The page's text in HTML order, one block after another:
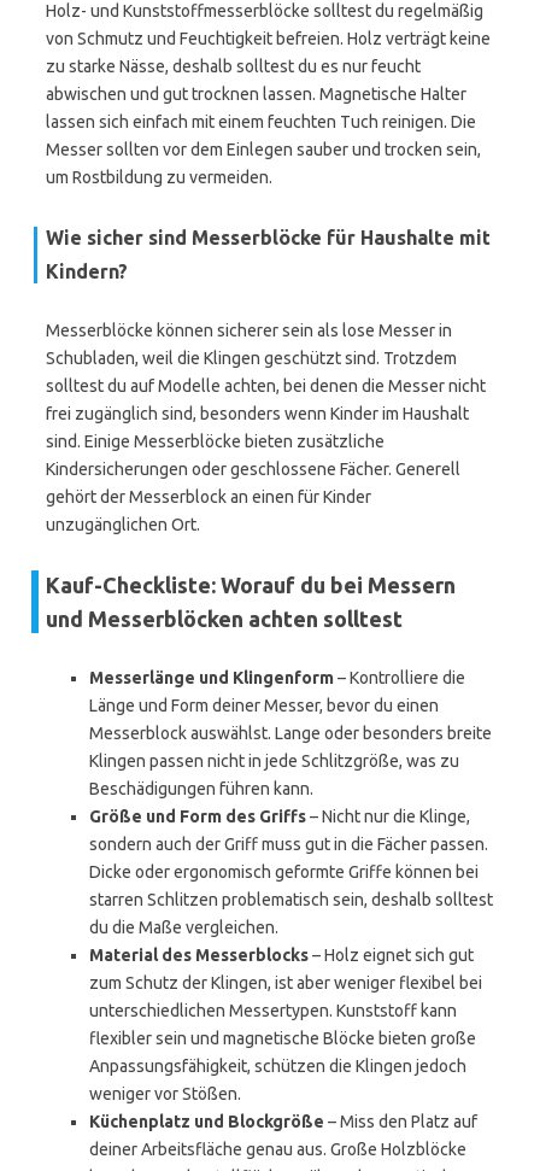
Holz- und Kunststoffmesserblöcke solltest du regelmäßig
von Schmutz und Feuchtigkeit befreien. Holz verträgt keine
zu starke Nässe, deshalb solltest du es nur feucht
abwischen und gut trocknen lassen. Magnetische Halter
lassen sich einfach mit einem feuchten Tuch reinigen. Die
Messer sollten vor dem Einlegen sauber und trocken sein,
um Rostbildung zu vermeiden.
Wie sicher sind Messerblöcke für Haushalte mit
Kindern?
Messerblöcke können sicherer sein als lose Messer in
Schubladen, weil die Klingen geschützt sind. Trotzdem
solltest du auf Modelle achten, bei denen die Messer nicht
frei zugänglich sind, besonders wenn Kinder im Haushalt
sind. Einige Messerblöcke bieten zusätzliche
Kindersicherungen oder geschlossene Fächer. Generell
gehört der Messerblock an einen für Kinder
unzugänglichen Ort.
Kauf-Checkliste: Worauf du bei Messern
und Messerblöcken achten solltest
Messerlänge und Klingenform– Kontrolliere die
Länge und Form deiner Messer, bevor du einen
Messerblock auswählst. Lange oder besonders breite
Klingen passen nicht in jede Schlitzgröße, was zu
Beschädigungen führen kann.
Größe und Form des Griffs– Nicht nur die Klinge,
sondern auch der Griff muss gut in die Fächer passen.
Dicke oder ergonomisch geformte Griffe können bei
starren Schlitzen problematisch sein, deshalb solltest
du die Maße vergleichen.
Material des Messerblocks– Holz eignet sich gut
zum Schutz der Klingen, ist aber weniger flexibel bei
unterschiedlichen Messertypen. Kunststoff kann
flexibler sein und magnetische Blöcke bieten große
Anpassungsfähigkeit, schützen die Klingen jedoch
weniger vor Stößen.
Küchenplatz und Blockgröße – Miss den Platz auf
deiner Arbeitsfläche genau aus. Große Holzblöcke